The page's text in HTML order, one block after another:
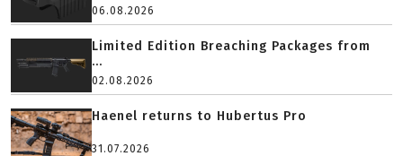
06.08.2026
Limited Edition Breaching Packages from
...
02.08.2026
Haenel returns to Hubertus Pro
31.07.2026